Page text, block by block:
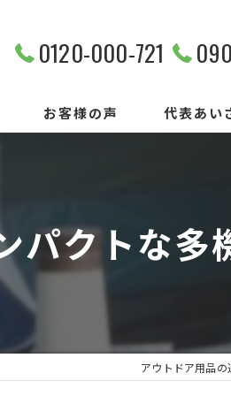
0120-000-721
お客様の声 代表あい
パクトな多
アウトドア用品